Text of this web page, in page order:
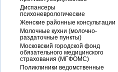
Диспансеры
психоневрологические
Женские районные консультации
Молочные кухни (молочно-
раздаточные пункты)
Московский городской фонд
обязательного медицинского
страхования (МГФОМС)
Поликлиники ведомственные